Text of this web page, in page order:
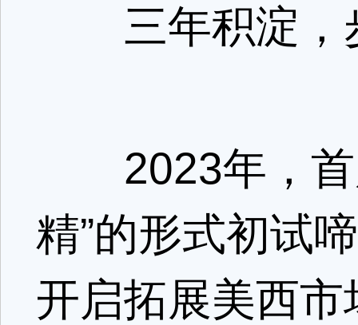
三年积淀，
2023年，首
精”的形式初试
开启拓展美西